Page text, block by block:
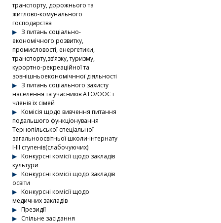
транспорту, дорожнього та
житлово-комунального
господарства
З питань соціально-
економічного розвитку,
промисловості, енергетики,
транспорту,зв’язку, туризму,
курортно-рекреаційної та
зовнішньоекономічнної діяльності
З питань соціального захисту
населення та учасників АТО/ООС і
членів їх сімей
Комісія щодо вивчення питання
подальшого функціонування
Тернопільської спеціальної
загальноосвітньої школи-інтернату
І-ІІІ ступенів(слабочуючих)
Конкурсні комісії щодо закладів
культури
Конкурсні комісії щодо закладів
освіти
Конкурсні комісії щодо
медичних закладів
Президії
Спільне засідання